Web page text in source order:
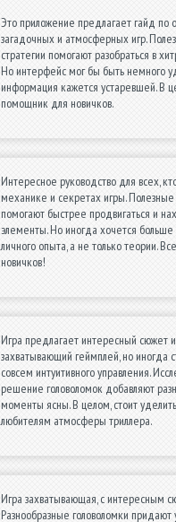
Это приложение предлагает гайд по
загадочных и атмосферных игр.
стратегии помогают разобраться в
Но интерфейс мог бы быть немного
информация кажется устаревшей. В
помощник для новичков.
Интересное руководство для всех,
механике и секретах игры. Полезные
помогают быстрее продвигаться и
элементы. Но иногда хочется больше
личного опыта, а не только теории.
новичков!
Игра предлагает интересный сюжет
захватывающий геймплей, но иногда
совсем интуитивного управления.
решение головоломок добавляют
моменты ясны. В целом, стоит
любителям атмосферы триллера.
Игра захватывающая, с интересным
Разнообразные головоломки придают